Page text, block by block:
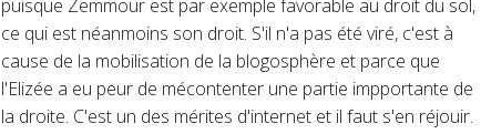
puisque Zemmour est par exemple favorable au droit du sol,
ce qui est néanmoins son droit. S'il n'a pas été viré, c'est à
cause de la mobilisation de la blogosphère et parce que
l'Elizée a eu peur de mécontenter une partie impportante de
la droite. C'est un des mérites d'internet et il faut s'en réjouir.